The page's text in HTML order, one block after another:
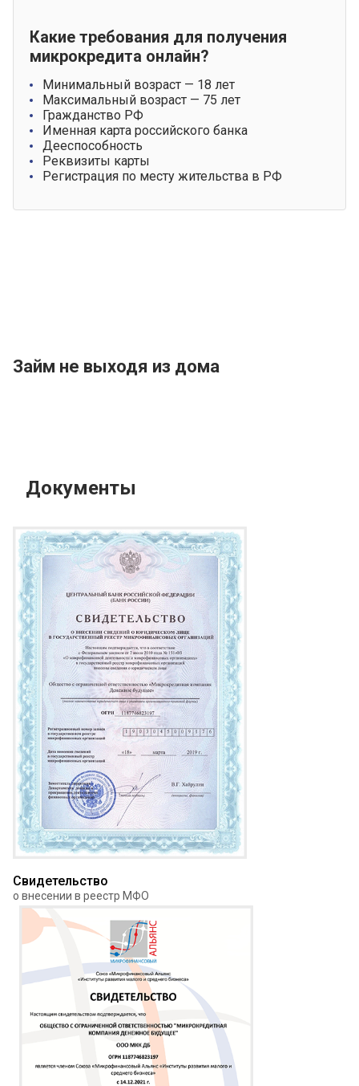
Какие требования для получения
микрокредита онлайн?
Минимальный возраст — 18 лет
Максимальный возраст — 75 лет
Гражданство РФ
Именная карта российского банка
Дееспособность
Реквизиты карты
Регистрация по месту жительства в РФ
Займ не выходя из дома
Документы
Свидетельство
о внесении в реестр МФО